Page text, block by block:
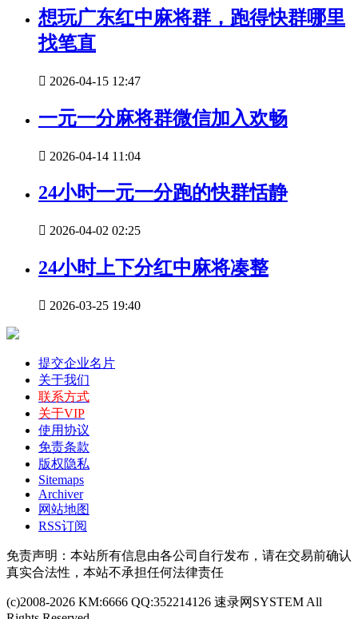
想玩广东红中麻将群，跑得快群哪里
找笔直
 2026-04-15 12:47
一元一分麻将群微信加入欢畅
 2026-04-14 11:04
24小时一元一分跑的快群恬静
 2026-04-02 02:25
24小时上下分红中麻将凑整
 2026-03-25 19:40
提交企业名片
关于我们
联系方式
关于VIP
使用协议
免责条款
版权隐私
Sitemaps
Archiver
网站地图
RSS订阅
免责声明：本站所有信息由各公司自行发布，请在交易前确认
真实合法性，本站不承担任何法律责任
(c)2008-2026 KM:6666 QQ:352214126 速录网SYSTEM All